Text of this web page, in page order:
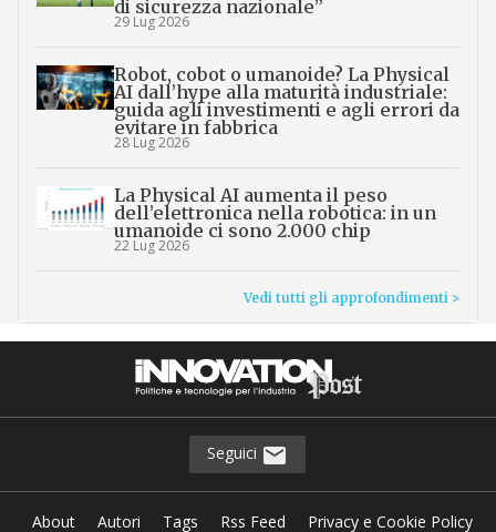
di sicurezza nazionale”
29 Lug 2026
Robot, cobot o umanoide? La Physical
AI dall’hype alla maturità industriale:
guida agli investimenti e agli errori da
evitare in fabbrica
28 Lug 2026
La Physical AI aumenta il peso
dell’elettronica nella robotica: in un
umanoide ci sono 2.000 chip
22 Lug 2026
Vedi tutti gli approfondimenti >
Seguici
About Autori Tags Rss Feed
Privacy e Cookie Policy